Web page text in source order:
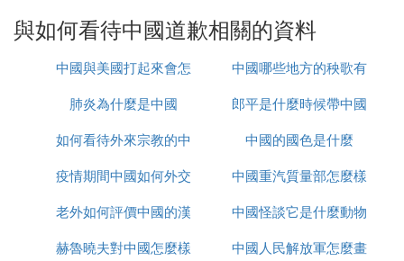
與如何看待中國道歉相關的資料
中國與美國打起來會怎
麼樣
中國哪些地方的秧歌有
名
肺炎為什麼是中國
郎平是什麼時候帶中國
女排的
如何看待外來宗教的中
國化
中國的國色是什麼
疫情期間中國如何外交
中國重汽質量部怎麼樣
老外如何評價中國的漢
服
中國怪談它是什麼動物
赫魯曉夫對中國怎麼樣
中國人民解放軍怎麼畫